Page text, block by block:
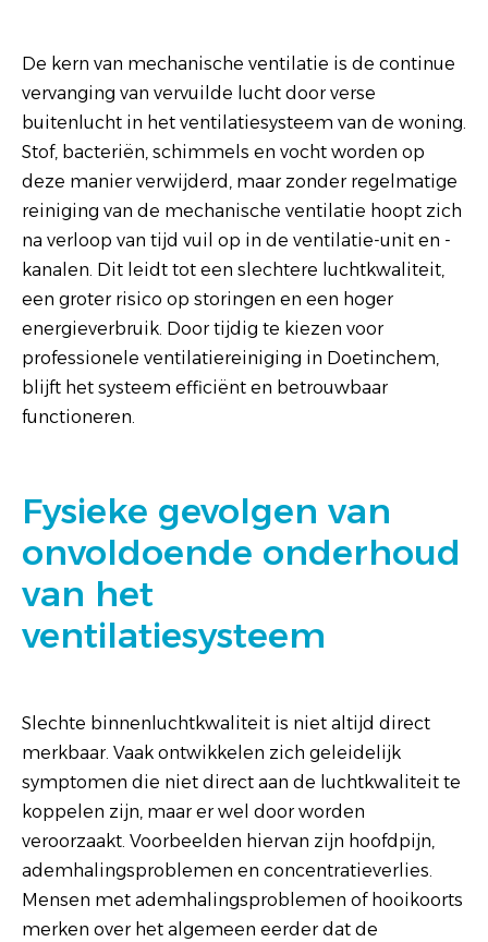
De kern van mechanische ventilatie is de continue
vervanging van vervuilde lucht door verse
buitenlucht in het ventilatiesysteem van de woning.
Stof, bacteriën, schimmels en vocht worden op
deze manier verwijderd, maar zonder regelmatige
reiniging van de mechanische ventilatie hoopt zich
na verloop van tijd vuil op in de ventilatie-unit en -
kanalen. Dit leidt tot een slechtere luchtkwaliteit,
een groter risico op storingen en een hoger
energieverbruik. Door tijdig te kiezen voor
professionele ventilatiereiniging in Doetinchem,
blijft het systeem efficiënt en betrouwbaar
functioneren.
Fysieke gevolgen van
onvoldoende onderhoud
van het
ventilatiesysteem
Slechte binnenluchtkwaliteit is niet altijd direct
merkbaar. Vaak ontwikkelen zich geleidelijk
symptomen die niet direct aan de luchtkwaliteit te
koppelen zijn, maar er wel door worden
veroorzaakt. Voorbeelden hiervan zijn hoofdpijn,
ademhalingsproblemen en concentratieverlies.
Mensen met ademhalingsproblemen of hooikoorts
merken over het algemeen eerder dat de